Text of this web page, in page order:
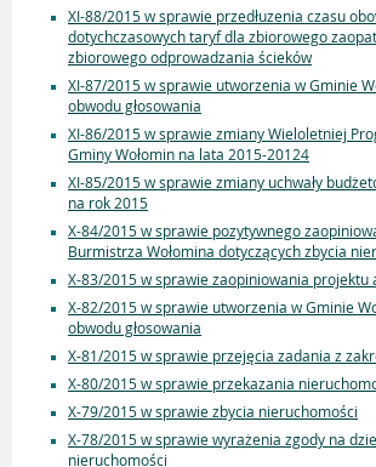
XI-88/2015 w sprawie przedłuzenia czasu
dotychczasowych taryf dla zbiorowego
zbiorowego odprowadzania ścieków
XI-87/2015 w sprawie utworzenia w Gminie
obwodu głosowania
XI-86/2015 w sprawie zmiany Wieloletniej
Gminy Wołomin na lata 2015-20124
XI-85/2015 w sprawie zmiany uchwały
na rok 2015
X-84/2015 w sprawie pozytywnego
Burmistrza Wołomina dotyczących zbycia
X-83/2015 w sprawie zaopiniowania projektu
X-82/2015 w sprawie utworzenia w Gminie
obwodu głosowania
X-81/2015 w sprawie przejęcia zadania z
X-80/2015 w sprawie przekazania
X-79/2015 w sprawie zbycia nieruchomości
X-78/2015 w sprawie wyrażenia zgody na
nieruchomości